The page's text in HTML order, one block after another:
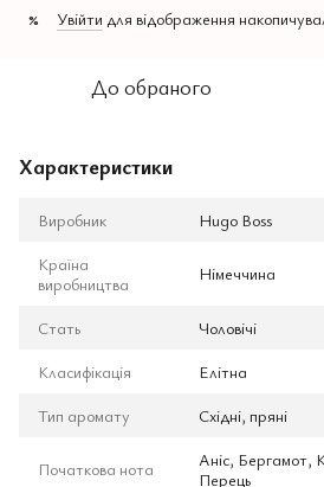
% Увійти для відображення
До обраного
Характеристики
Виробник
Hugo Boss
Країна
виробництва
Німеччина
Стать
Чоловічі
Класифікація
Елітна
Тип аромату
Східні, пряні
Початкова нота
Аніс,
Перець